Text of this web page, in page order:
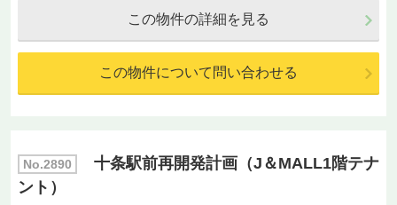
この物件の詳細を見る
この物件について問い合わせる
No.2890
十条駅前再開発計画（J＆MALL1階テナ
ント）